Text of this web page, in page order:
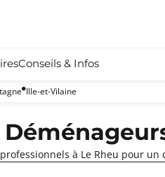
Conseils & Infos
Ille-et-Vilaine
à Le Rheu pour